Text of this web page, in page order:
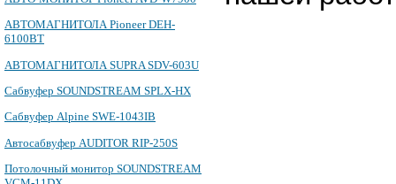
АВТОМАГНИТОЛА Pioneer DEH-
6100BT
АВТОМАГНИТОЛА SUPRA SDV-603U
Сабвуфер SOUNDSTREAM SPLX-HX
Сабвуфер Alpine SWE-1043IB
Автосабвуфер AUDITOR RIP-250S
Потолочный монитор SOUNDSTREAM